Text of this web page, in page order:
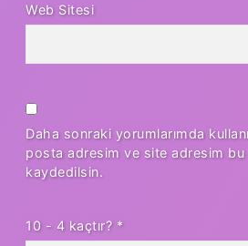
Web Sitesi
Daha sonraki yorumlarımda
posta adresim ve site adresim bu
kaydedilsin.
10 - 4 kaçtır? *